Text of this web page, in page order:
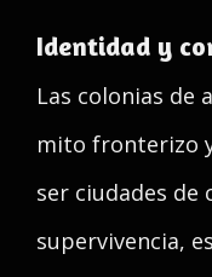
Identidad y
Las colonias de
mito fronterizo
ser ciudades de
supervivencia,